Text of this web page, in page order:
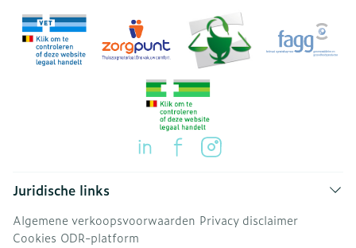
Juridische links
Algemene verkoopsvoorwaarden Privacy disclaimer
Cookies ODR-platform